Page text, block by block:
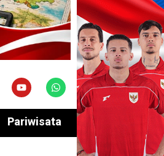
Pariwisata Edukasi